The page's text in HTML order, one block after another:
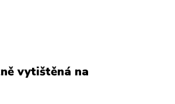
vytištěná na